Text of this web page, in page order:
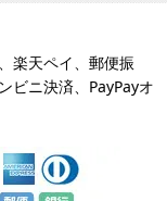
楽天ペイ、郵便振
ビニ決済、PayPayオ